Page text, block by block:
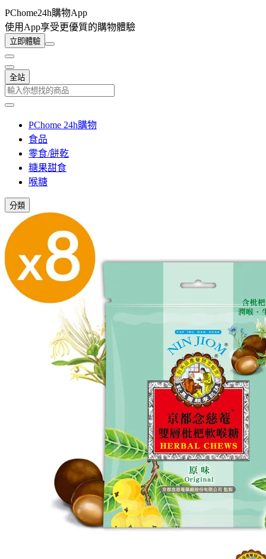
PChome24h購物App
使用App享受更優質的購物體驗
立即體驗
全站
PChome 24h購物
食品
零食/餅乾
糖果甜食
喉糖
分類